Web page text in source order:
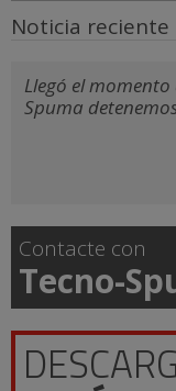
Noticia reciente
Llegó el
Spuma
Contacte con
Tecno-